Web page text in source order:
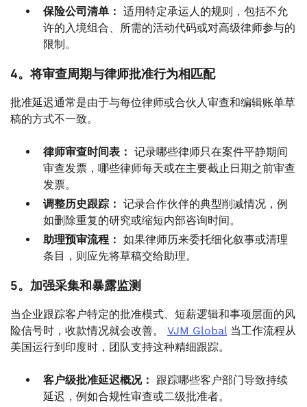
保险公司清单： 适用特定承运人的规则，包括不允
许的入境组合、所需的活动代码或对高级律师参与的
限制。
4。将审查周期与律师批准行为相匹配
批准延迟通常是由于与每位律师或合伙人审查和编辑账单草
稿的方式不一致。
律师审查时间表： 记录哪些律师只在案件平静期间
审查发票，哪些律师每天或在主要截止日期之前审查
发票。
调整历史跟踪： 记录合作伙伴的典型削减情况，例
如删除重复的研究或缩短内部咨询时间。
助理预审流程： 如果律师历来委托细化叙事或清理
条目，则应先将草稿交给助理。
5。加强采集和暴露监测
当企业跟踪客户特定的批准模式、短薪逻辑和事项层面的风
险信号时，收款情况就会改善。 VJM Global当工作流程从
美国运行到印度时，团队支持这种精细跟踪。
客户级批准延迟概况： 跟踪哪些客户部门导致持续
延迟，例如合规性审查或二级批准者。